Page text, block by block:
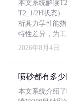
本文系统解读
T2_1/2H状态）
析其力学性能
特性差异，为工
2026年8月4日
喷砂都有多少
本文系统介绍